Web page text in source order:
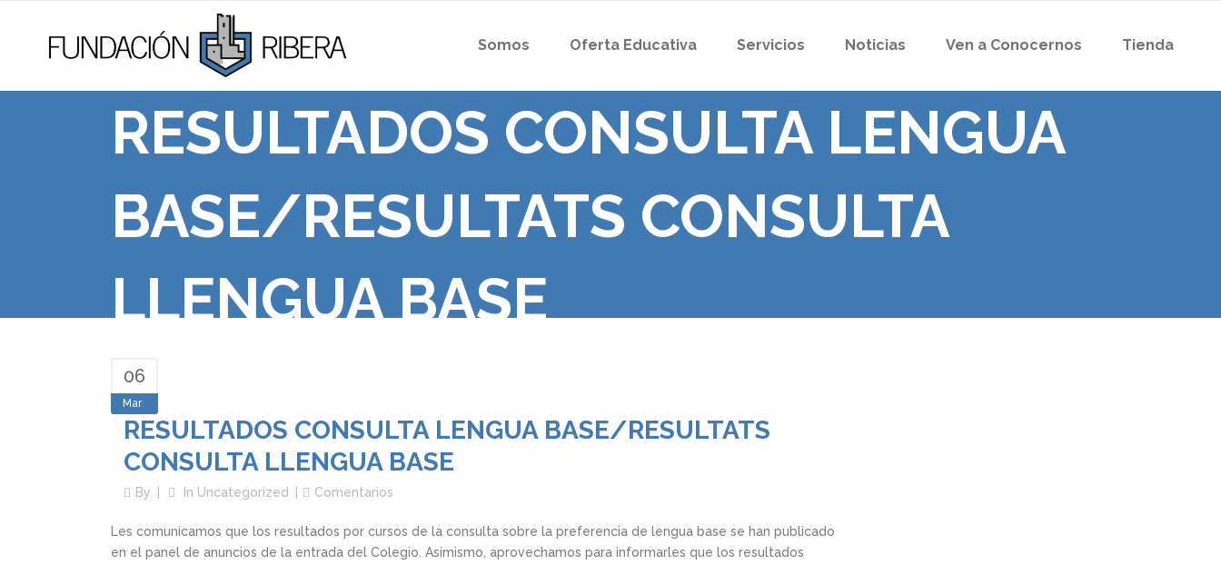
Somos Oferta Educativa Servicios Noticias Ven a Conocernos Tienda
RESULTADOS CONSULTA LENGUA
BASE/RESULTATS CONSULTA
LLENGUA BASE
06
Mar
RESULTADOS CONSULTA LENGUA BASE/RESULTATS
CONSULTA LLENGUA BASE
By In Uncategorized Comentarios
Les comunicamos que los resultados por cursos de la consulta sobre la preferencia de lengua base se han publicado
en el panel de anuncios de la entrada del Colegio. Asimismo, aprovechamos para informarles que los resultados